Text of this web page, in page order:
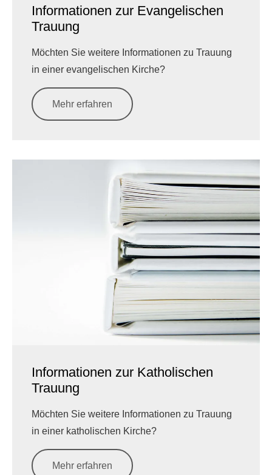
Informationen zur Evangelischen
Trauung
Möchten Sie weitere Informationen zu Trauung
in einer evangelischen Kirche?
Mehr erfahren
Informationen zur Katholischen
Trauung
Möchten Sie weitere Informationen zu Trauung
in einer katholischen Kirche?
Mehr erfahren